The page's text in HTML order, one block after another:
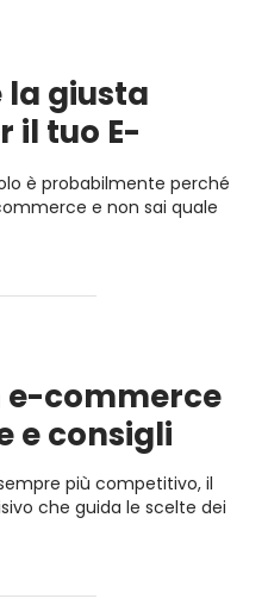
la giusta
il tuo E-
è probabilmente perché
e non sai quale
e-commerce
e consigli
più competitivo, il
che guida le scelte dei